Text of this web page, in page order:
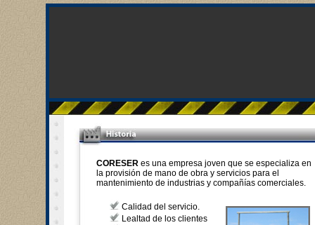
CORESERes una empresa joven que se especializa en
la provisión de mano de obra y servicios para el
mantenimiento de industrias y compañías comerciales.
Calidad del servicio.
Lealtad de los clientes